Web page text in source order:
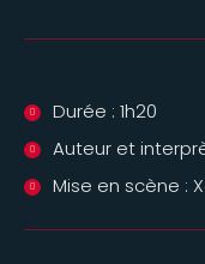
Durée : 1h20
Auteur et
Mise en scène :